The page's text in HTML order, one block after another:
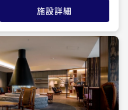
施設詳細